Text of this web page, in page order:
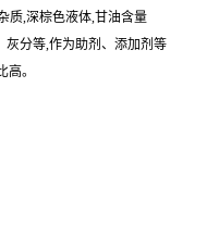
质,深棕色液体,甘油含量
灰分等,作为助剂、添加剂等
。